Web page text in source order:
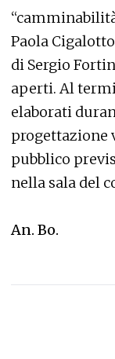
Paola
di Sergio
aperti. Al
elaborati
progettazione
pubblico
nella sala del
An. Bo.